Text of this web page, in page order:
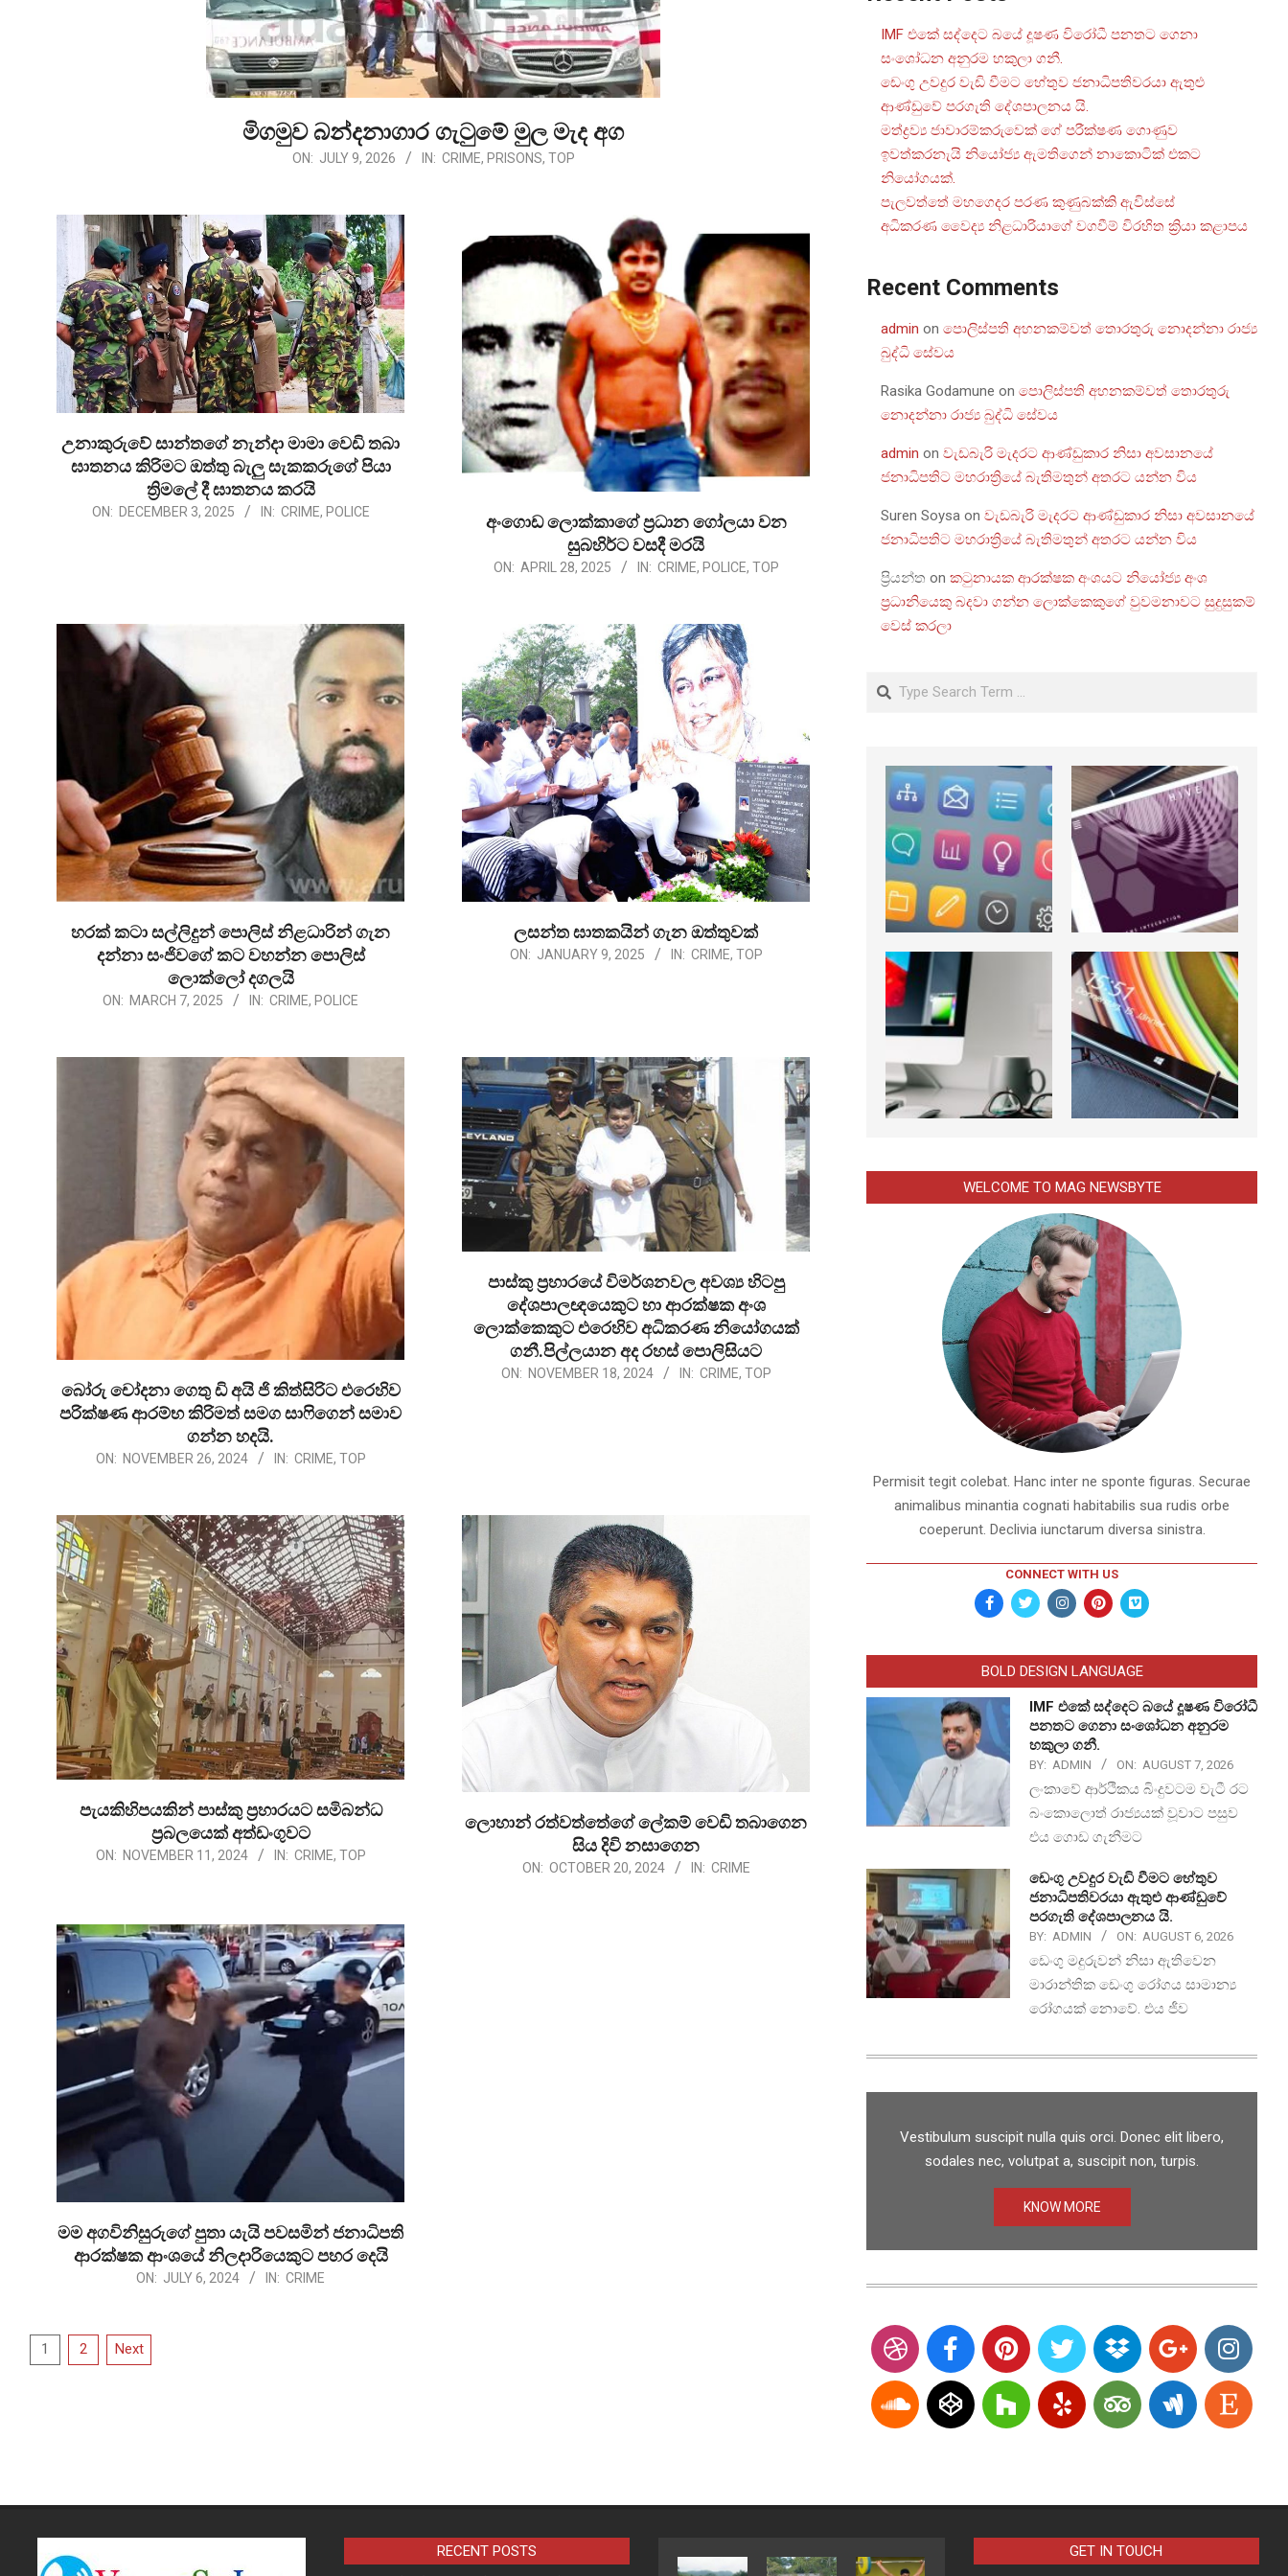
මිගමුව බන්දනාගාර ගැටුමේ මුල මැද අග
ON: JULY 9, 2026 IN: CRIME, PRISONS, TOP
උනාකුරුවේ සාන්තගේ නැන්දා මාමා වෙඩි තබා
ඝාතනය කිරිමට ඔත්තු බැලු සැකකරුගේ පියා
ත්‍රිමලේ දී ඝාතනය කරයි
ON: DECEMBER 3, 2025 IN: CRIME, POLICE
අංගොඩ ලොක්කාගේ ප්‍රධාන ගෝලයා වන
සුබහිර්ට වසදී මරයි
2025-ON: APRIL 28, 2025 IN: CRIME, POLICE, TOP
හරක් කටා සල්ලිදුන් පොලිස් නිළධාරින් ගැන
දන්නා සංජිවගේ කට වහන්න පොලිස්
ලොක්ලෝ දගලයි
ON: MARCH 7, 2025 IN: CRIME, POLICE
ලසන්ත ඝාතකයින් ගැන ඔත්තුවක්
ON: JANUARY 9, 2025 IN: CRIME, TOP
බෝරු චෝදනා ගෙතු ඩි අයි ජි කිත්සිරිට එරෙහිව
පරික්ෂණ ආරම්භ කිරිමත් සමග සාෆිගෙන් සමාව
ගන්න හදයි.
ON: NOVEMBER 26, 2024 IN: CRIME, TOP
පාස්කු ප්‍රහාරයේ විමර්ශනවල අවශ්‍ය හිටපු
දේශපාලඥයෙකුට හා ආරක්ෂක අංශ
ලොක්කෙකුට එරෙහිව අධිකරණ නියෝගයක්
ගනී.පිල්ලයාන අද රහස් පොලිසියට
ON: NOVEMBER 18, 2024 IN: CRIME, TOP
පැයකිහිපයකින් පාස්කු ප්‍රහාරයට සමිබන්ධ
ප්‍රබලයෙක් අත්ඩංගුවට
ON: NOVEMBER 11, 2024 IN: CRIME, TOP
ලොහාන් රත්වත්තේගේ ලේකම් වෙඩි තබාගෙන
සිය දිවි නසාගෙන
ON: OCTOBER 20, 2024 IN: CRIME
මම අගවිනිසුරුගේ පුතා යැයි පවසමින් ජනාධිපති
ආරක්ෂක ආංශයේ නිලදාරියෙකුට පහර දෙයි
ON: JULY 6, 2024 IN: CRIME
Posts
1 2 Next
IMF එකේ සද්දෙට බයේ දූෂණ විරෝධී පනතට ගෙනා
සංශෝධන අනුරම හකුලා ගනී.
ඩෙංගු උවදුර වැඩි වීමට හේතුව ජනාධිපතිවරයා ඇතුළු
ආණ්ඩුවේ පරගැති දේශපාලනය යි.
මත්ද්‍රව්‍ය ජාවාරම්කරුවෙක් ගේ පරීක්ෂණ ගොණුව
ඉවත්කරනැයි නියෝජ්‍ය ඇමතිගෙන් නාකොටික් එකට
නියෝගයක්.
පැලවත්තේ මහගෙදර පරණ කුණුබක්කි ඇවිස්සේ
අධිකරණ වෛද්‍ය නිළධාරියාගේ වගවීම් විරහිත ක්‍රියා කළාපය
Recent Comments
admin on පොලිස්පති අහනකම්වත් තොරතුරු නොදන්නා රාජ්‍ය
බුද්ධි සේවය
Rasika Godamune on පොලිස්පති අහනකම්වත් තොරතුරු
නොදන්නා රාජ්‍ය බුද්ධි සේවය
admin on වැඩබැරි මැදරට ආණ්ඩුකාර නිසා අවසානයේ
ජනාධිපතිට මහරාත්‍රියේ බැතිමතුන් අතරට යන්න විය
Suren Soysa on වැඩබැරි මැදරට ආණ්ඩුකාර නිසා අවසානයේ
ජනාධිපතිට මහරාත්‍රියේ බැතිමතුන් අතරට යන්න විය
ප්‍රියන්ත on කටුනායක ආරක්ෂක අංශයට නියෝජ්‍ය අංශ
ප්‍රධානියෙකු බදවා ගන්න ලොක්කෙකුගේ වුවමනාවට සුදුසුකම්
වෙස් කරලා
Search
WELCOME TO MAG NEWSBYTE
Permisit tegit colebat. Hanc inter ne sponte figuras. Securae
animalibus minantia cognati habitabilis sua rudis orbe
coeperunt. Declivia iunctarum diversa sinistra.
CONNECT WITH US
BOLD DESIGN LANGUAGE
IMF එකේ සද්දෙට බයේ දූෂණ විරෝධී
පනතට ගෙනා සංශෝධන අනුරම
හකුලා ගනී.
BY: ADMIN ON: AUGUST 7, 2026
ලංකාවේ ආර්ථිකය බිංදුවටම වැටී රට
බංකොලොත් රාජ්‍යයක් වූවාට පසුව
එය ගොඩ ගැනීමට
ඩෙංගු උවදුර වැඩි වීමට හේතුව
ජනාධිපතිවරයා ඇතුළු ආණ්ඩුවේ
පරගැති දේශපාලනය යි.
BY: ADMIN ON: AUGUST 6, 2026
ඩෙංගු මදුරුවන් නිසා ඇතිවෙන
මාරාන්තික ඩෙංගු රෝගය සාමාන්‍ය
රෝගයක් නොවේ. එය ජීව
Vestibulum suscipit nulla quis orci. Donec elit libero,
sodales nec, volutpat a, suscipit non, turpis.
KNOW MORE
RECENT POSTS
GET IN TOUCH